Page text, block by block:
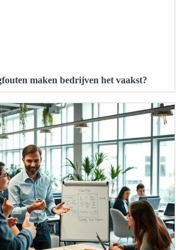
maken bedrijven het vaakst?